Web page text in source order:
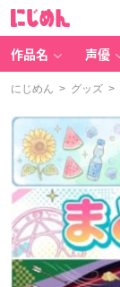
作品名 声優
にじめん > グッズ >